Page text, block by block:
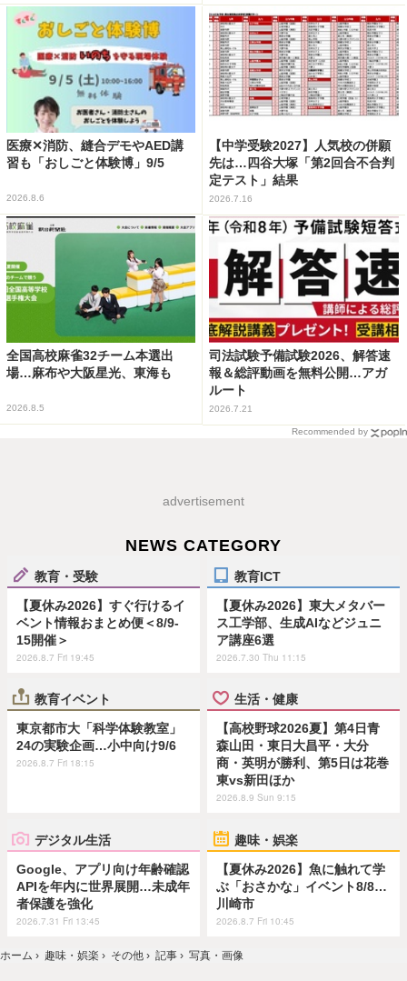
医療✕消防、縫合デモやAED講
習も「おしごと体験博」9/5
2026.8.6
【中学受験2027】人気校の併願
先は…四谷大塚「第2回合不合判
定テスト」結果
2026.7.16
全国高校麻雀32チーム本選出
場…麻布や大阪星光、東海も
2026.8.5
司法試験予備試験2026、解答速
報＆総評動画を無料公開…アガ
ルート
2026.7.21
Recommended by
advertisement
NEWS CATEGORY
教育・受験
【夏休み2026】すぐ行けるイ
ベント情報おまとめ便＜8/9-
15開催＞
2026.8.7 Fri 19:45
教育ICT
【夏休み2026】東大メタバー
ス工学部、生成AIなどジュニ
ア講座6選
2026.7.30 Thu 11:15
教育イベント
東京都市大「科学体験教室」
24の実験企画…小中向け9/6
2026.8.7 Fri 18:15
生活・健康
【高校野球2026夏】第4日青
森山田・東日大昌平・大分
商・英明が勝利、第5日は花巻
東vs新田ほか
2026.8.9 Sun 9:15
デジタル生活
Google、アプリ向け年齢確認
APIを年内に世界展開…未成年
者保護を強化
2026.7.31 Fri 13:45
趣味・娯楽
【夏休み2026】魚に触れて学
ぶ「おさかな」イベント8/8…
川崎市
2026.8.7 Fri 10:45
ホーム › 趣味・娯楽 › その他 › 記事 › 写真・画像